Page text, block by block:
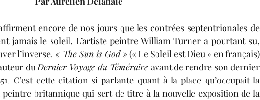
Consigny Adriana Dumielle-Chancelier
Adèle Bugaut Joséphine Journel Margot Lecocq
Solène Feix
encore de nos jours que les contrées septentrionales de
jamais le soleil. L’artiste peintre William Turner a pourtant su,
l’inverse. « The Sun is God » (« Le Soleil est Dieu » en français)
du Dernier Voyage du Téméraire avant de rendre son dernier
C’est cette citation si parlante quant à la place qu’occupait la
britannique qui sert de titre à la nouvelle exposition de la